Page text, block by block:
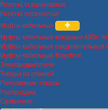
Розетка стационарная
Розетка переносная
Муфты кабельные
Муфты кабельные концевые КВТп,
Муфты кабельные соединительные
Муфты кабельные Raychem
Электродвигатели
Товары на главной
Популярные товары
Распродажа
Сравнение